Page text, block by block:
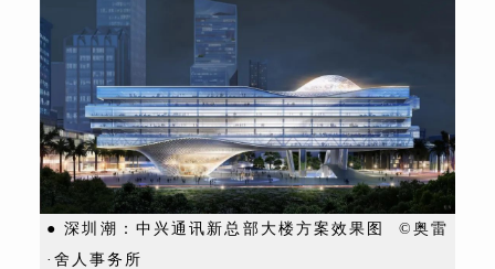
● 深圳潮：中兴通讯新总部大楼方案效果图 ©奥雷
·舍人事务所